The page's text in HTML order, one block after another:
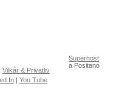
Vilkår & Privatliv
In | You Tube
Superhost
a Positano